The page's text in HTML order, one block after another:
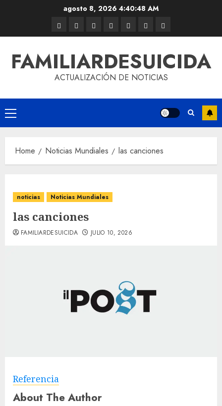
agosto 8, 2026 4:40:48 AM
FAMILIARDESUICIDA
ACTUALIZACIÓN DE NOTICIAS
Home Noticias Mundiales las canciones
noticias Noticias Mundiales
las canciones
FAMILIARDESUICIDA JULIO 10, 2026
Referencia
About The Author